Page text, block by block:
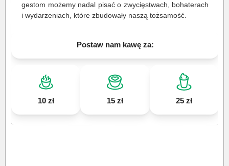
gestom możemy nadal pisać o zwycięstwach, bohaterach
i wydarzeniach, które zbudowały naszą tożsamość.
Postaw nam kawę za:
10 zł 15 zł 25 zł